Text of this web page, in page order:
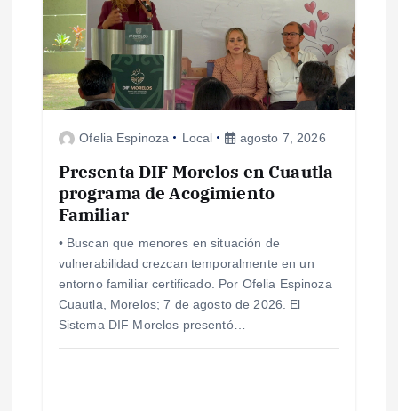
Ofelia Espinoza Local agosto 7, 2026
Presenta DIF Morelos en Cuautla
programa de Acogimiento
Familiar
• Buscan que menores en situación de
vulnerabilidad crezcan temporalmente en un
entorno familiar certificado. Por Ofelia Espinoza
Cuautla, Morelos; 7 de agosto de 2026. El
Sistema DIF Morelos presentó…